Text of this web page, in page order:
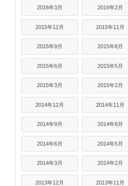
2016年3月 2016年2月
2015年12月 2015年11月
2015年9月 2015年8月
2015年6月 2015年5月
2015年3月 2015年2月
2014年12月 2014年11月
2014年9月 2014年8月
2014年6月 2014年5月
2014年3月 2014年2月
2013年12月 2013年11月